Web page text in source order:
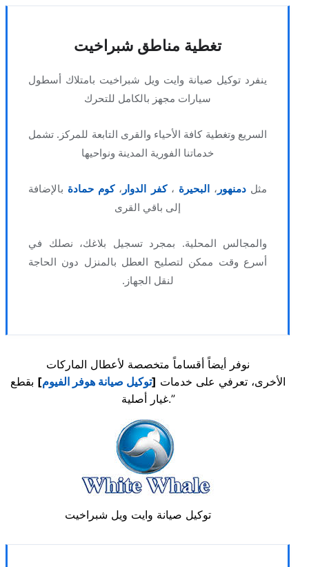
تغطية مناطق شبراخيت
ينفرد توكيل صيانة وايت ويل شبراخيت بامتلاك أسطول
سيارات مجهز بالكامل للتحرك
السريع وتغطية كافة الأحياء والقرى التابعة للمركز. تشمل
خدماتنا الفورية المدينة ونواحيها
مثلدمنهور ،البحيرة ،كفر الدوار ،كوم حمادة بالإضافة
إلى باقي القرى
والمجالس المحلية. بمجرد تسجيل بلاغك، نصلك في
أسرع وقت ممكن لتصليح العطل بالمنزل دون الحاجة
لنقل الجهاز.
نوفر أيضاً أقساماً متخصصة لأعطال الماركات
الأخرى، تعرفي على خدمات [توكيل صيانة هوفر الفيوم] بقطع
غيار أصلية.”
توكيل صيانة وايت ويل شبراخيت